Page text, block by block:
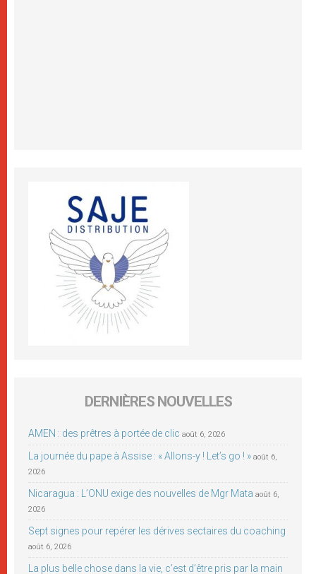
DERNIÈRES NOUVELLES
AMEN : des prêtres à portée de clic août 6, 2026
La journée du pape à Assise : « Allons-y ! Let’s go ! » août 6,
2026
Nicaragua : L’ONU exige des nouvelles de Mgr Mata août 6,
2026
Sept signes pour repérer les dérives sectaires du coaching
août 6, 2026
La plus belle chose dans la vie, c’est d’être pris par la main